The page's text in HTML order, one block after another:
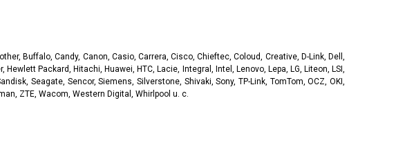
Buffalo, Candy, Canon, Casio, Carrera, Cisco, Chieftec, Coloud, Creative, D-Link, Dell,
Packard, Hitachi, Huawei, HTC, Lacie, Integral, Intel, Lenovo, Lepa, LG, Liteon, LSI,
Seagate, Sencor, Siemens, Silverstone, Shivaki, Sony, TP-Link, TomTom, OCZ, OKI,
ZTE, Wacom, Western Digital, Whirlpool u. c.